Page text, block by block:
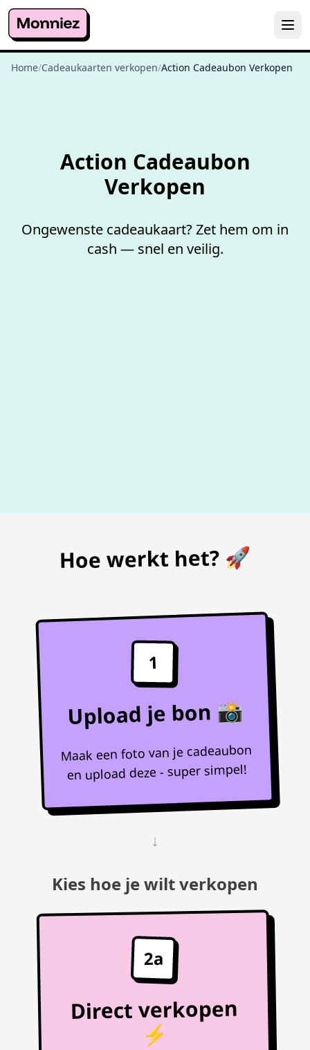
Home/Cadeaukaarten verkopen/Action Cadeaubon Verkopen
Action Cadeaubon
Verkopen
Ongewenste cadeaukaart? Zet hem om in
cash — snel en veilig.
Hoe werkt het? 🚀
1
Upload je bon 📸
Maak een foto van je cadeaubon
en upload deze - super simpel!
↓
Kies hoe je wilt verkopen
2a
Direct verkopen
⚡